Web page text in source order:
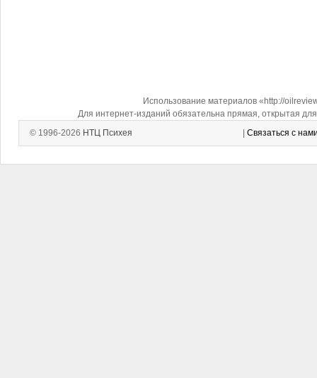
Использование материалов «http://
Для интернет-изданий обязательна прямая, открытая
© 1996-2026 НТЦ Психея Связаться с